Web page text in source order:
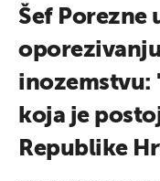
Šef Porezne
inozemstvu:
koja je
Republike